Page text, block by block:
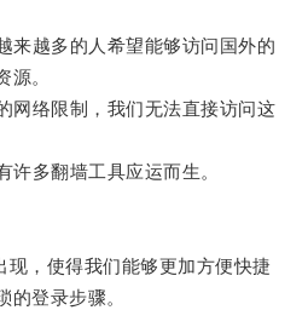
越多的人希望能够访问国外的
源。
络限制，我们无法直接访问这
多翻墙工具应运而生。
，使得我们能够更加方便快捷
的登录步骤。